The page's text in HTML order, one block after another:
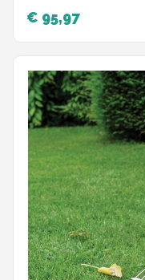
€ 95,97